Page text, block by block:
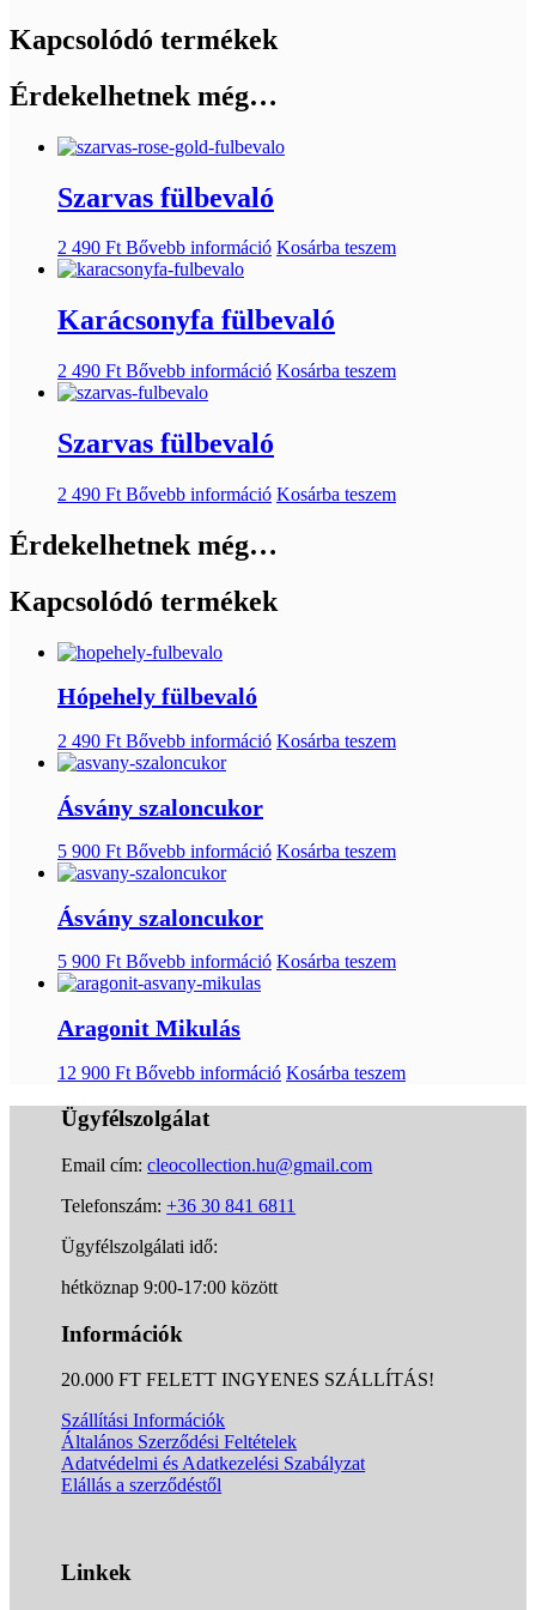
Kapcsolódó termékek
Érdekelhetnek még…
Szarvas fülbevaló
2 490 Ft Bővebb információ Kosárba teszem
Karácsonyfa fülbevaló
2 490 Ft Bővebb információ Kosárba teszem
Szarvas fülbevaló
2 490 Ft Bővebb információ Kosárba teszem
Érdekelhetnek még…
Kapcsolódó termékek
Hópehely fülbevaló
2 490 Ft Bővebb információ Kosárba teszem
Ásvány szaloncukor
5 900 Ft Bővebb információ Kosárba teszem
Ásvány szaloncukor
5 900 Ft Bővebb információ Kosárba teszem
Aragonit Mikulás
12 900 Ft Bővebb információ Kosárba teszem
Ügyfélszolgálat
Email cím:cleocollection.hu@gmail.com
Telefonszám:+36 30 841 6811
Ügyfélszolgálati idő:
hétköznap 9:00-17:00 között
Információk
20.000 FT FELETT INGYENES SZÁLLÍTÁS!
Szállítási Információk
Általános Szerződési Feltételek
Adatvédelmi és Adatkezelési Szabályzat
Elállás a szerződéstől
Linkek